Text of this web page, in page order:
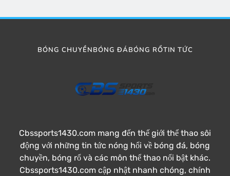
BÓNG CHUYỀNBÓNG ĐÁBÓNG RỔTIN TỨC
Cbssports1430.com mang đến thế giới thể thao sôi
động với những tin tức nóng hổi về bóng đá, bóng
chuyền, bóng rổ và các môn thể thao nổi bật khác.
Cbssports1430.com cập nhật nhanh chóng, chính